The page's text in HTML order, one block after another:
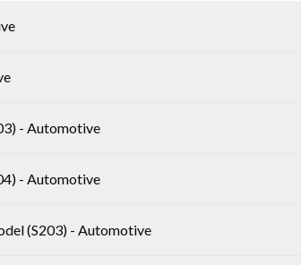
- Automotive
- Automotive
(S203) - Automotive